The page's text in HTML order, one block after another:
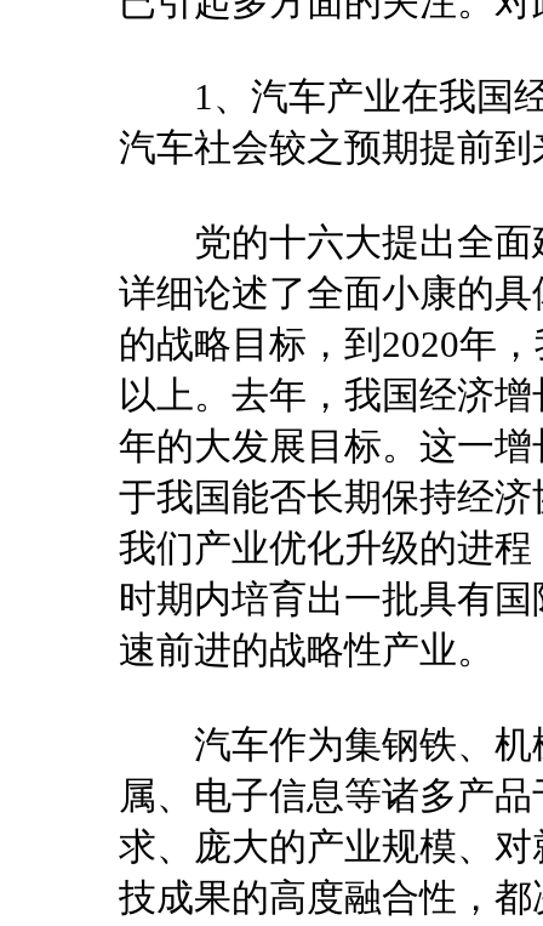
1、汽车产业在我国经
汽车社会较之预期提前到
党的十六大提出全面
详细论述了全面小康的
的战略目标，到2020年
以上。去年，我国经济
年的大发展目标。这一
于我国能否长期保持经
我们产业优化升级的进
时期内培育出一批具有
速前进的战略性产业。
汽车作为集钢铁、机
属、电子信息等诸多产
求、庞大的产业规模、
技成果的高度融合性，